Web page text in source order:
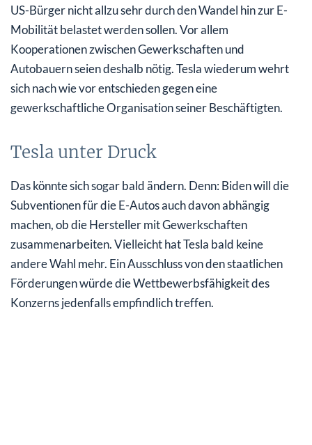
US-Bürger nicht allzu sehr durch den Wandel hin zur E-
Mobilität belastet werden sollen. Vor allem
Kooperationen zwischen Gewerkschaften und
Autobauern seien deshalb nötig. Tesla wiederum wehrt
sich nach wie vor entschieden gegen eine
gewerkschaftliche Organisation seiner Beschäftigten.
Tesla unter Druck
Das könnte sich sogar bald ändern. Denn: Biden will die
Subventionen für die E-Autos auch davon abhängig
machen, ob die Hersteller mit Gewerkschaften
zusammenarbeiten. Vielleicht hat Tesla bald keine
andere Wahl mehr. Ein Ausschluss von den staatlichen
Förderungen würde die Wettbewerbsfähigkeit des
Konzerns jedenfalls empfindlich treffen.